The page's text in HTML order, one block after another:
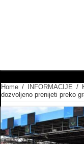
Home / INFORMACIJE /
dozvoljeno prenijeti preko